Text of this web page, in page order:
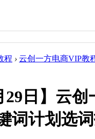
程 › 云创一方电商VIP教
29日】云
词计划选